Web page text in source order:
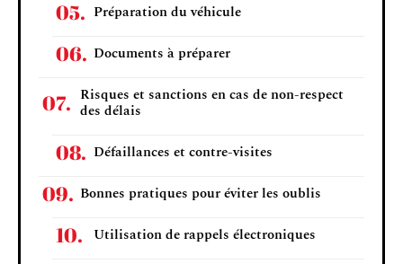
Préparation du véhicule
Documents à préparer
Risques et sanctions en cas de non-respect
des délais
Défaillances et contre-visites
Bonnes pratiques pour éviter les oublis
Utilisation de rappels électroniques